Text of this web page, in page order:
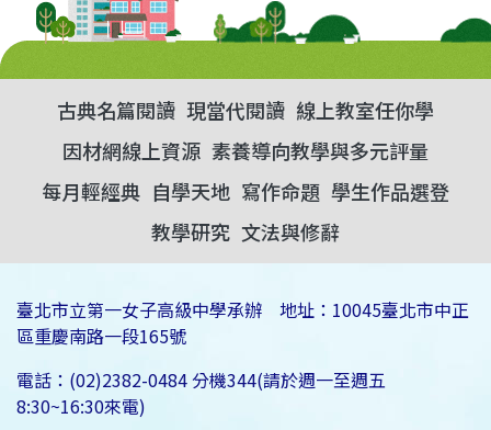
古典名篇閱讀 現當代閱讀 線上教室任你學
因材網線上資源 素養導向教學與多元評量
每月輕經典 自學天地 寫作命題 學生作品選登
教學研究 文法與修辭
臺北市立第一女子高級中學承辦 地址：10045臺北市中正
區重慶南路一段165號
電話：(02)2382-0484 分機344(請於週一至週五
8:30~16:30來電)